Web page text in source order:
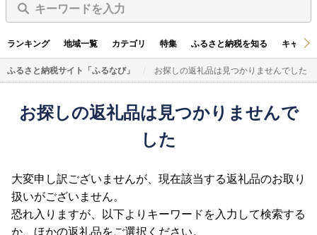
キーワードを入力
ランキング 地域一覧 カテゴリ 特集 ふるさと納税を知る キャン
ふるさと納税サイト「ふるなび」 お探しの返礼品は見つかりませんでした
お探しの返礼品は見つかりませんで
した
大変申し訳ございませんが、現在該当する返礼品のお取り
扱いがございません。
恐れ入りますが、以下よりキーワードを入力して検索する
か、ほかの返礼品をご選択ください。